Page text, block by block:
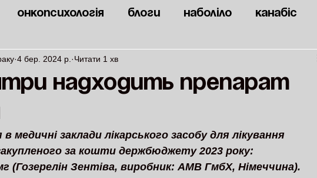
Онкопсихологія Блоги Наболіло Канабіс
надходить препарат
4 бер. 2024 р. Читати 1 хв
медичні заклади лікарського засобу для лікування
за кошти держбюджету 2023 року:
(Гозерелін Зентіва, виробник: АМВ ГмбХ, Німеччина).